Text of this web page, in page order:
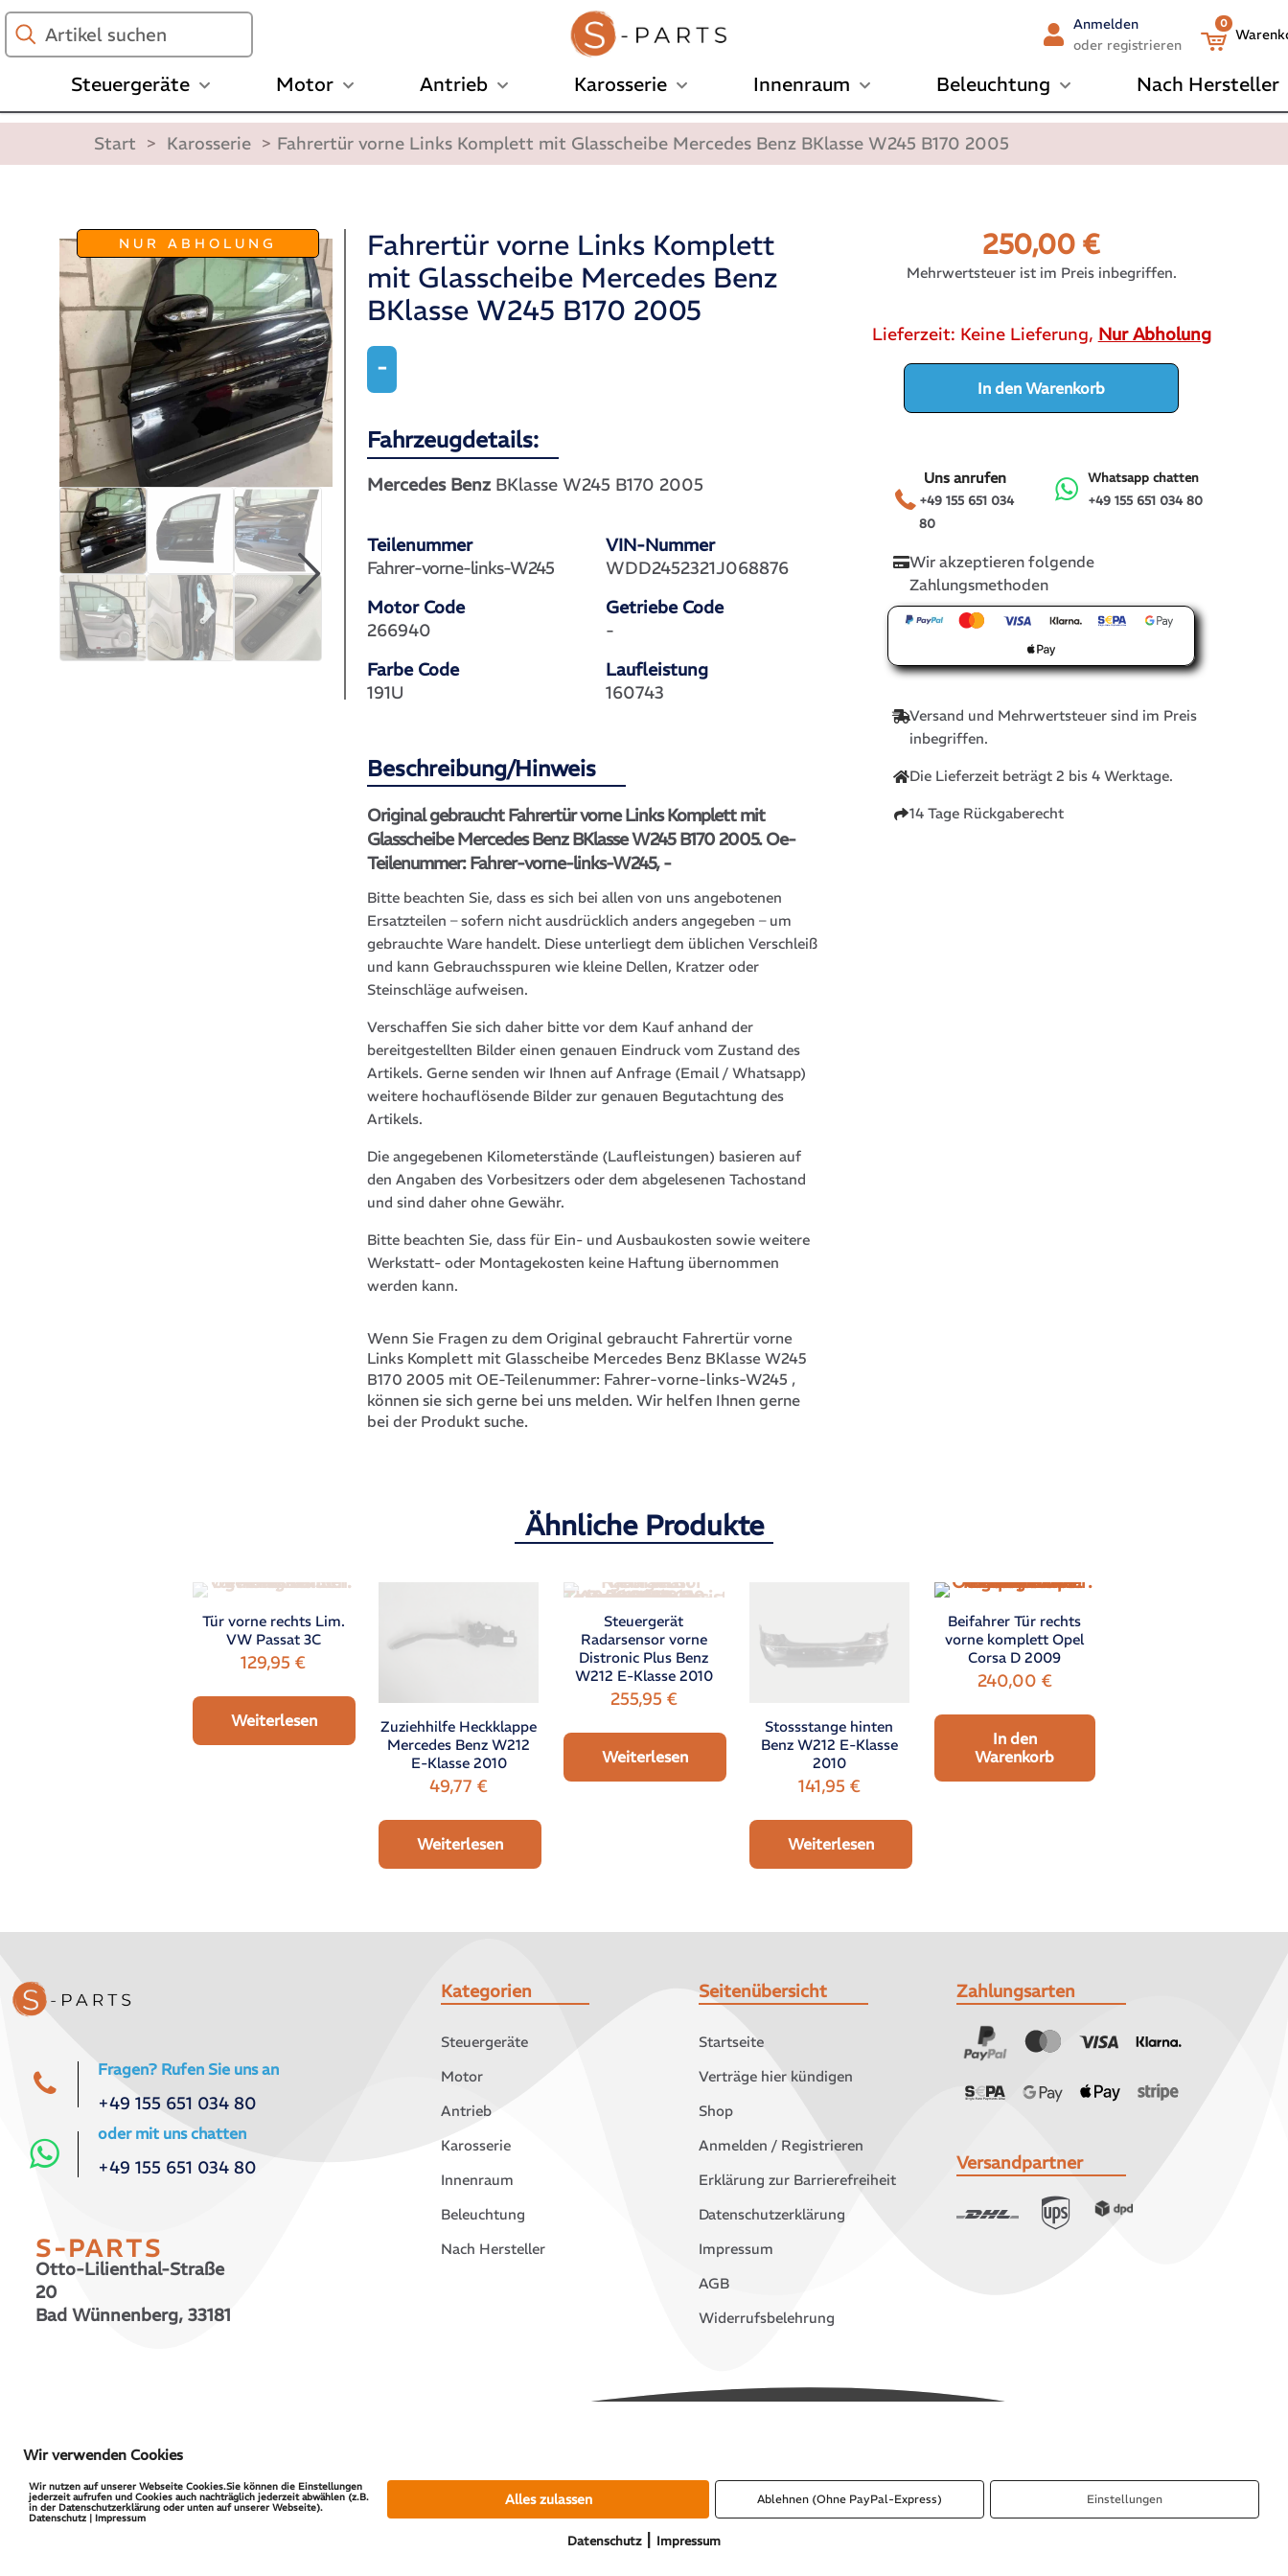
Artikel
suchen
Anmelden
oder registrieren
0
Steuergeräte Motor Antrieb Karosserie Innenraum Beleuchtung Nach Hersteller
Start > Karosserie > Fahrertür vorne Links Komplett mit Glasscheibe Mercedes Benz BKlasse W245 B170 2005
NUR ABHOLUNG
Fahrertür vorne Links Komplett
mit Glasscheibe Mercedes Benz
BKlasse W245 B170 2005
-
Fahrzeugdetails:
Mercedes Benz BKlasse W245 B170 2005
Teilenummer
VIN-Nummer
Fahrer-vorne-links-W245
WDD2452321J068876
Motor Code
Getriebe Code
266940
-
Farbe Code
Laufleistung
191U
160743
Beschreibung/Hinweis
Original gebraucht Fahrertür vorne Links Komplett mit
Glasscheibe Mercedes Benz BKlasse W245 B170 2005. Oe-
Teilenummer: Fahrer-vorne-links-W245, -
Bitte beachten Sie, dass es sich bei allen von uns angebotenen
Ersatzteilen – sofern nicht ausdrücklich anders angegeben – um
gebrauchte Ware handelt. Diese unterliegt dem üblichen Verschleiß
und kann Gebrauchsspuren wie kleine Dellen, Kratzer oder
Steinschläge aufweisen.
Verschaffen Sie sich daher bitte vor dem Kauf anhand der
bereitgestellten Bilder einen genauen Eindruck vom Zustand des
Artikels. Gerne senden wir Ihnen auf Anfrage (Email / Whatsapp)
weitere hochauflösende Bilder zur genauen Begutachtung des
Artikels.
Die angegebenen Kilometerstände (Laufleistungen) basieren auf
den Angaben des Vorbesitzers oder dem abgelesenen Tachostand
und sind daher ohne Gewähr.
Bitte beachten Sie, dass für Ein- und Ausbaukosten sowie weitere
Werkstatt- oder Montagekosten keine Haftung übernommen
werden kann.
Wenn Sie Fragen zu dem Original gebraucht Fahrertür vorne
Links Komplett mit Glasscheibe Mercedes Benz BKlasse W245
B170 2005 mit OE-Teilenummer: Fahrer-vorne-links-W245 ,
können sie sich gerne bei uns melden. Wir helfen Ihnen gerne
bei der Produkt suche.
250,00€
Mehrwertsteuer ist im Preis inbegriffen.
Lieferzeit: Keine Lieferung, Nur Abholung
In den Warenkorb
+49 155 651 034
80
Uns anrufen
+49 155 651 034 80
Whatsapp chatten
Wir akzeptieren folgende
Zahlungsmethoden
Versand und Mehrwertsteuer sind im Preis
inbegriffen.
Die Lieferzeit beträgt 2 bis 4 Werktage.
14 Tage Rückgaberecht
Ähnliche Produkte
Tür vorne rechts Lim.
VW Passat 3C
129,95€
Weiterlesen
Zuziehhilfe Heckklappe
Mercedes Benz W212
E-Klasse 2010
49,77 €
Weiterlesen
Steuergerät
Radarsensor vorne
Distronic Plus Benz
W212 E-Klasse 2010
255,95 €
Weiterlesen
Stossstange hinten
Benz W212 E-Klasse
2010
141,95 €
Weiterlesen
Beifahrer Tür rechts
vorne komplett Opel
Corsa D 2009
240,00 €
In den
Warenkorb
Fragen? Rufen Sie uns an
+49 155 651 034 80
oder mit uns chatten
+49 155 651 034 80
S-PARTS
Otto-Lilienthal-Straße
20
Bad Wünnenberg, 33181
Kategorien
Steuergeräte
Motor
Antrieb
Karosserie
Innenraum
Beleuchtung
Nach Hersteller
Seitenübersicht
Startseite
Verträge hier kündigen
Shop
Anmelden / Registrieren
Erklärung zur Barrierefreiheit
Datenschutzerklärung
Impressum
AGB
Widerrufsbelehrung
Zahlungsarten
Versandpartner
Wir verwenden Cookies
Wir nutzen auf unserer Webseite Cookies.Sie können die Einstellungen
jederzeit aufrufen und Cookies auch nachträglich jederzeit abwählen (z.B.
in der Datenschutzerklärung oder unten auf unserer Webseite).
Datenschutz | Impressum
Alles zulassen Ablehnen (Ohne PayPal-Express) Einstellungen
Datenschutz| Impressum